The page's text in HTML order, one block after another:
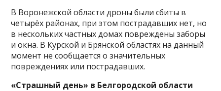
В Воронежской области дроны были сбиты в
четырёх районах, при этом пострадавших нет, но
в нескольких частных домах повреждены заборы
и окна. В Курской и Брянской областях на данный
момент не сообщается о значительных
повреждениях или пострадавших.
«Страшный день» в Белгородской области